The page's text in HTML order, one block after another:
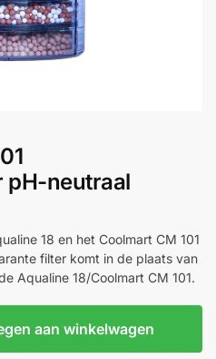
pH-neutraal
18 en het Coolmart CM 101
filter komt in de plaats van
Aqualine 18/Coolmart CM 101.
aan winkelwagen